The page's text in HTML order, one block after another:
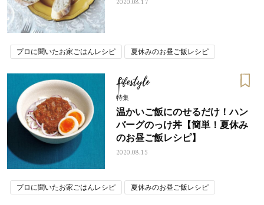
2020.08.17
プロに聞いたお家ごはんレシピ 夏休みのお昼ご飯レシピ
Lifestyle
特集
温かいご飯にのせるだけ！ハン
バーグのっけ丼【簡単！夏休み
のお昼ご飯レシピ】
2020.08.15
プロに聞いたお家ごはんレシピ 夏休みのお昼ご飯レシピ